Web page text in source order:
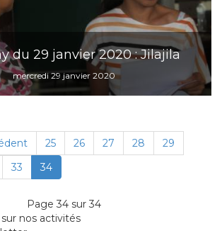
du 29 janvier 2020 : Jilajila
mercredi 29 janvier 2020
25 26 27 28
29
33 34
Page 34 sur 34
nos activités